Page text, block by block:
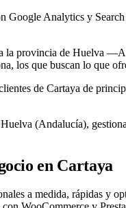
Google Analytics y
la provincia de Huelva
los que buscan lo que
de Cartaya de
(Andalucía),
en Cartaya
a medida, rápidas y